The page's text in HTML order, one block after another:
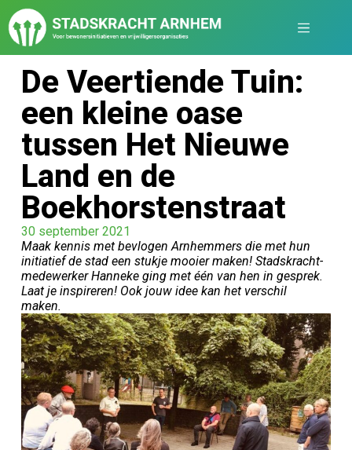
De Veertiende Tuin:
een kleine oase
tussen Het Nieuwe
Land en de
Boekhorstenstraat
30 september 2021
Maak kennis met bevlogen Arnhemmers die met hun
initiatief de stad een stukje mooier maken! Stadskracht-
medewerker Hanneke ging met één van hen in gesprek.
Laat je inspireren! Ook jouw idee kan het verschil
maken.